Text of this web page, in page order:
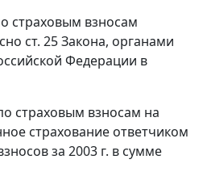
страховым взносам
ст. 25Закона, органами
Федерации в
страховым взносам на
страхование ответчиком
за 2003 г. в сумме